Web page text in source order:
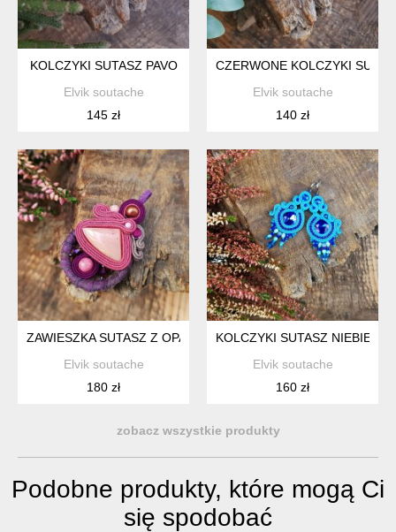
KOLCZYKI SUTASZ PAVO
Elvik soutache
145 zł
CZERWONE KOLCZYKI
Elvik soutache
140 zł
ZAWIESZKA SUTASZ Z OPALEM BEZ
Elvik soutache
180 zł
KOLCZYKI SUTASZ
Elvik soutache
160 zł
zobacz wszystkie produkty
Podobne produkty, które mogą Ci
się spodobać